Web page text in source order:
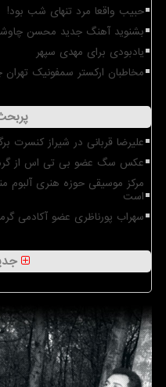
حبیب واقعا مرد تنهای شب بود!
بشنوید آهنگ جدید محسن
یادبودی برای مهدی سپهر
مخاطبان ارکستر سمفونیک تهران
علیرضا قربانی در شیراز کنسرت
عکس سگ عضو بی تی اس از
مرکز موسیقی حوزه هنری آلبوم
است
سهراب پورناظری عضو آکادمی